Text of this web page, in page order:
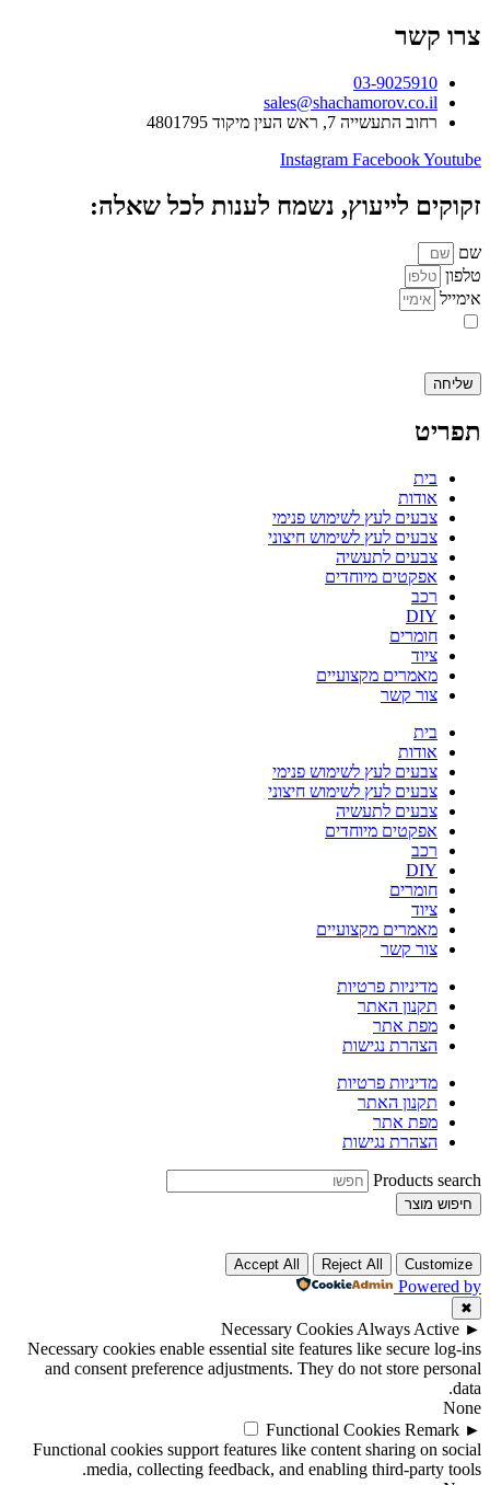
צרו קשר
03-9025910
sales@shachamorov.co.il
רחוב התעשייה 7, ראש העין מיקוד 4801795
Instagram FacebookYoutube
זקוקים לייעוץ, נשמח לענות לכל שאלה:
שם
טלפון
אימייל
שליחה
תפריט
בית
אודות
צבעים לעץ לשימוש פנימי
צבעים לעץ לשימוש חיצוני
צבעים לתעשיה
אפקטים מיוחדים
רכב
DIY
חומרים
ציוד
מאמרים מקצועיים
צור קשר
בית
אודות
צבעים לעץ לשימוש פנימי
צבעים לעץ לשימוש חיצוני
צבעים לתעשיה
אפקטים מיוחדים
רכב
DIY
חומרים
ציוד
מאמרים מקצועיים
צור קשר
מדיניות פרטיות
תקנון האתר
מפת אתר
הצהרת נגישות
מדיניות פרטיות
תקנון האתר
מפת אתר
הצהרת נגישות
Products search
חיפוש מוצר
Customize
Reject All
Accept All
Powered by
✖
►
Necessary Cookies Always Active
Necessary cookies enable essential site features like secure log-ins
and consent preference adjustments. They do not store personal
data.
None
►
Functional Cookies Remark
Functional cookies support features like content sharing on social
media, collecting feedback, and enabling third-party tools.